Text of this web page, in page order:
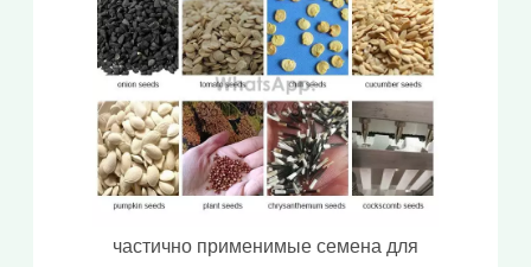
частично применимые семена для